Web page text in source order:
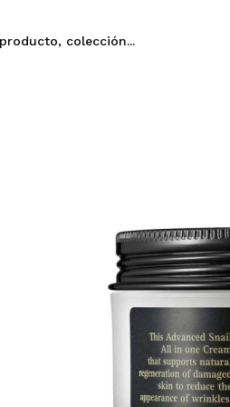
No tengo cuenta
Al crear una cuenta
rápidamente, revisar
anteriores.
ESPAÑOL ENGLISH
colori